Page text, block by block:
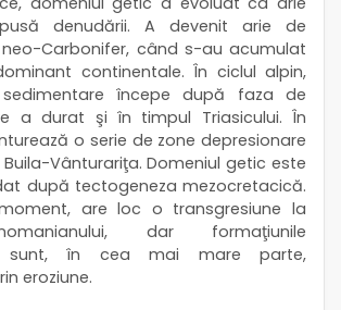
denudării. A devenit arie de
Carbonifer, când s-au acumulat
continentale. În ciclul alpin,
începe după faza de
a durat şi în timpul Triasicului. În
o serie de zone depresionare
Vânturariţa. Domeniul getic este
după tectogeneza mezocretacică.
are loc o transgresiune la
dar formaţiunile
sunt, în cea mai mare parte,
eroziune.